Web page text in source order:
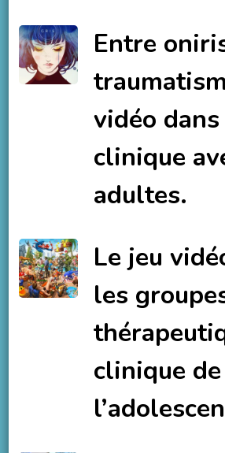
Entre
vidéo
clinique
adultes.
Le jeu
les
clinique de